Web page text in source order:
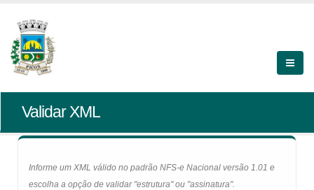
Validar XML
Informe um XML válido no padrão NFS-e Nacional versão 1.01 e
escolha a opção de validar "estrutura" ou "assinatura".